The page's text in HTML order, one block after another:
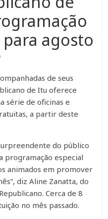
agosto
de seus
de Itu oferece
série de oficinas e
a partir deste
do público
programação especial
animados em promover
diz Aline Zanatta, do
Cerca de 8
no mês passado.